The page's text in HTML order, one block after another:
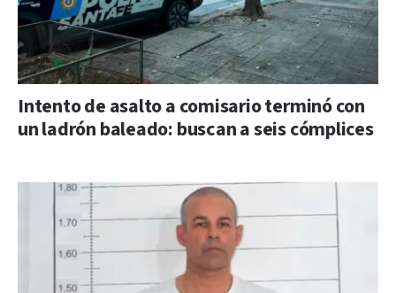
Intento de asalto a comisario terminó con
un ladrón baleado: buscan a seis cómplices